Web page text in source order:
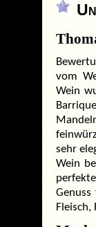
vom
Wein
sehr
Wein
Fleisch,